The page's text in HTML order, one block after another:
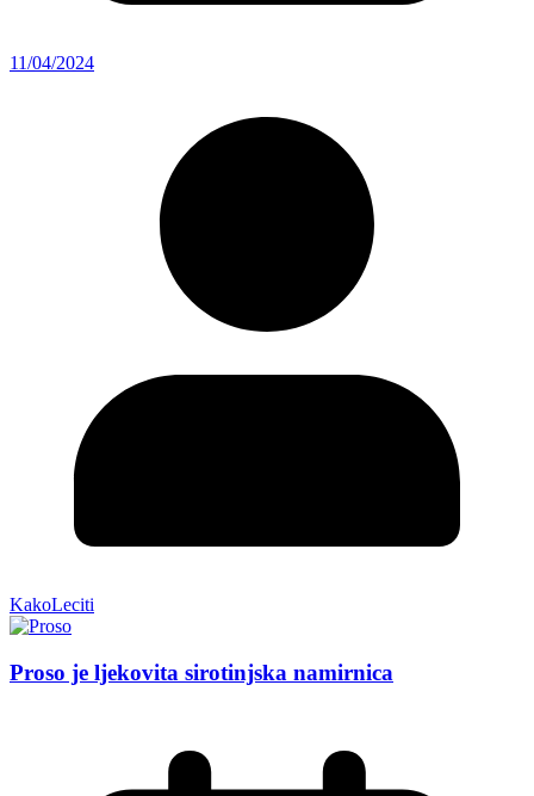
11/04/2024
KakoLeciti
Proso je ljekovita sirotinjska namirnica